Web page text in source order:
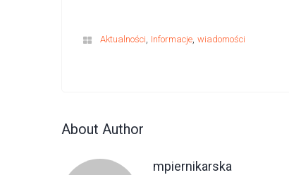
Aktualności, Informacje, wiadomości
About Author
mpiernikarska